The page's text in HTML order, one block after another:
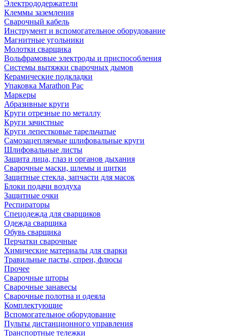
Электрододержатели
Клеммы заземления
Сварочный кабель
Инструмент и вспомогательное оборудование
Магнитные угольники
Молотки сварщика
Вольфрамовые электроды и приспособления
Системы вытяжки сварочных дымов
Керамические подкладки
Упаковка Marathon Pac
Маркеры
Абразивные круги
Круги отрезные по металлу
Круги зачистные
Круги лепестковые тарельчатые
Самозацепляемые шлифовальные круги
Шлифовальные листы
Защита лица, глаз и органов дыхания
Сварочные маски, шлемы и щитки
Защитные стекла, запчасти для масок
Блоки подачи воздуха
Защитные очки
Респираторы
Спецодежда для сварщиков
Одежда сварщика
Обувь сварщика
Перчатки сварочные
Химические материалы для сварки
Травильные пасты, спреи, флюсы
Прочее
Сварочные шторы
Сварочные занавесы
Сварочные полотна и одеяла
Комплектующие
Вспомогательное оборудование
Пульты дистанционного управления
Транспортные тележки